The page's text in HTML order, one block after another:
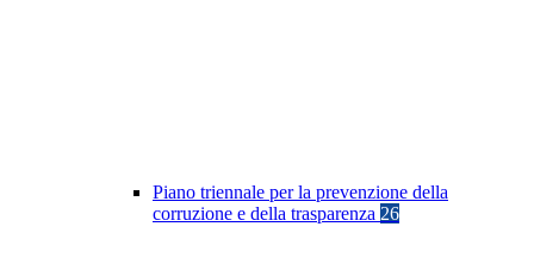
Piano triennale per la prevenzione della
corruzione e della trasparenza 26